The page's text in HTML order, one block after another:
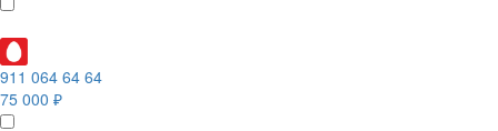
911 064 64 64
75 000 ₽